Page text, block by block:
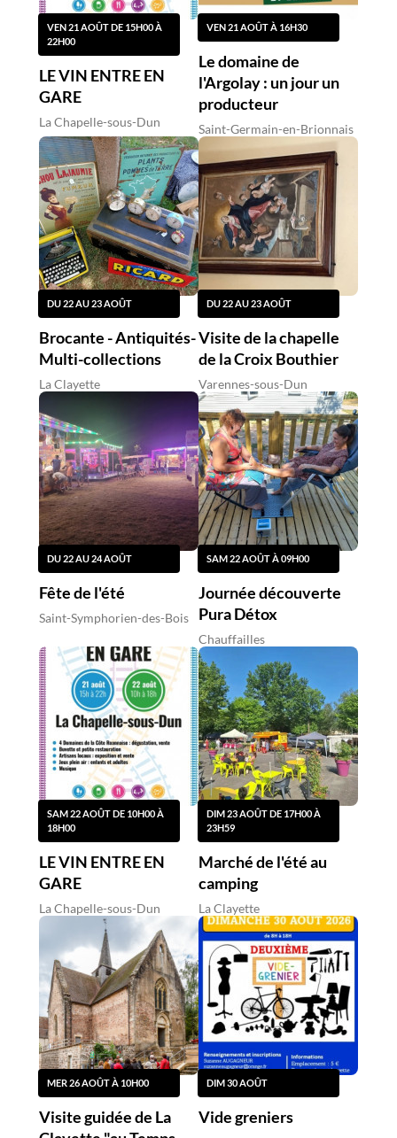
VEN 21 AOÛT DE 15H00 À
22H00
LE VIN ENTRE EN
GARE
La Chapelle-sous-Dun
VEN 21 AOÛT À 16H30
Le domaine de
l'Argolay : un jour un
producteur
Saint-Germain-en-Brionnais
DU 22 AU 23 AOÛT
Brocante - Antiquités-
Multi-collections
La Clayette
DU 22 AU 23 AOÛT
Visite de la chapelle
de la Croix Bouthier
Varennes-sous-Dun
DU 22 AU 24 AOÛT
Fête de l'été
Saint-Symphorien-des-Bois
SAM 22 AOÛT À 09H00
Journée découverte
Pura Détox
Chauffailles
SAM 22 AOÛT DE 10H00 À
18H00
LE VIN ENTRE EN
GARE
La Chapelle-sous-Dun
DIM 23 AOÛT DE 17H00 À
23H59
Marché de l'été au
camping
La Clayette
MER 26 AOÛT À 10H00
Visite guidée de La
DIM 30 AOÛT
Vide greniers